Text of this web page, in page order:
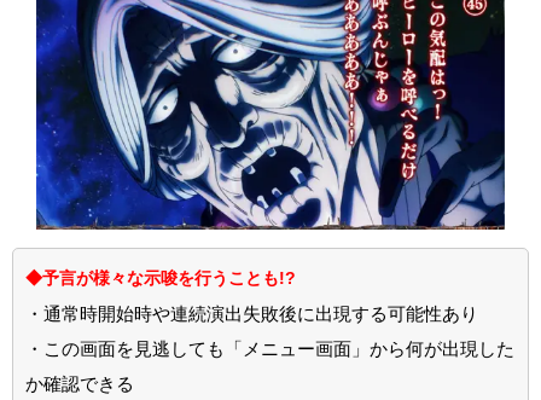
◆予言が様々な示唆を行うことも!?
・通常時開始時や連続演出失敗後に出現する可能性あり
・この画面を見逃しても「メニュー画面」から何が出現した
か確認できる